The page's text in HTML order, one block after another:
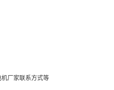
厂家联系方式等